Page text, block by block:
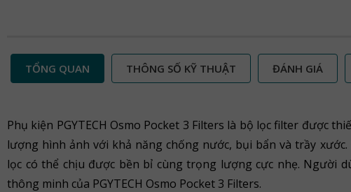
TỔNG QUAN THÔNG SỐ KỸ THUẬT ĐÁNH GIÁ
Phụ kiện PGYTECH Osmo Pocket 3 Filters là bộ lọc filter được
lượng hình ảnh với khả năng chống nước, bụi bẩn và trầy
lọc có thể chịu được bền bỉ cùng trọng lượng cực nhẹ. Người
thông minh của PGYTECH Osmo Pocket 3 Filters.